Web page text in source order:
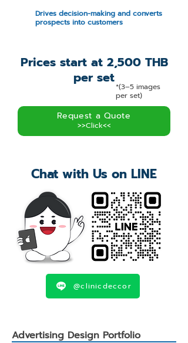
Drives decision-making and converts
prospects into customers
Prices start at 2,500 THB
per set
*(3–5 images
per set)
Request a Quote
>>Click<<
Chat with Us on LINE
@clinicdeccor
Advertising Design Portfolio